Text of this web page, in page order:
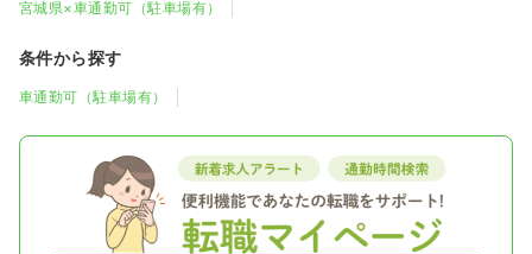
宮城県×車通勤可（駐車場有）
条件から探す
車通勤可（駐車場有）